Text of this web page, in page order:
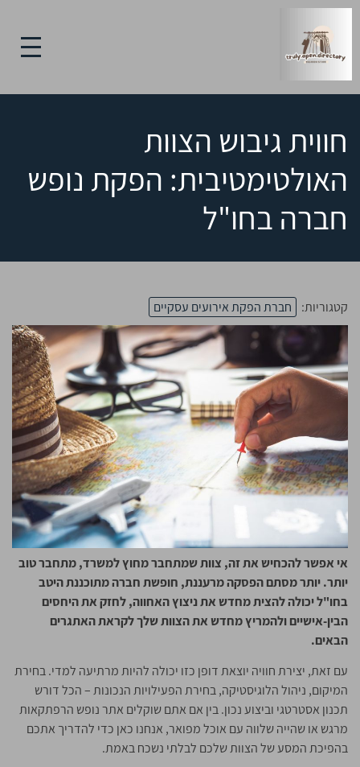
חווית גיבוש הצוות
האולטימטיבית: הפקת נופש
חברה בחו"ל
קטגוריות: חברת הפקת אירועים עסקיים
אי אפשר להכחיש את זה, צוות שמתחבר מחוץ למשרד, מתחבר טוב
יותר. יותר מסתם הפסקה מרעננת, חופשת חברה מתוכננת היטב
בחו"ל יכולה להצית מחדש את ניצוץ האחווה, לחזק את היחסים
הבין-אישיים ולהמריץ מחדש את הצוות שלך לקראת האתגרים
הבאים.
עם זאת, יצירת חוויה יוצאת דופן כזו יכולה להיות מרתיעה למדי. בחירת
המיקום, ניהול הלוגיסטיקה, בחירת הפעילויות הנכונות – הכל דורש
תכנון אסטרטגי וביצוע נכון. בין אם אתם שוקלים אתר נופש הרפתקאות
מרגש או שהייה שלווה עם אוכל מפואר, אנחנו כאן כדי להדריך אתכם
בהפיכת המסע של הצוות שלכם לבלתי נשכח באמת.